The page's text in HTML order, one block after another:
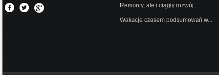
Remonty, ale i ciągły rozwój...
Wakacje czasem podsumowań w...